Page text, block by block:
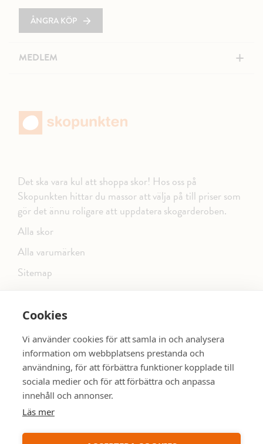
Cookies
Vi använder cookies för att samla in och analysera
information om webbplatsens prestanda och
användning, för att förbättra funktioner kopplade till
sociala medier och för att förbättra och anpassa
innehåll och annonser.
Läs mer
ÅNGRA KÖP
MEDLEM +
Det ska vara kul att shoppa skor! Hos oss på
Skopunkten hittar du massor att välja på till priser som
gör det ännu roligare att uppdatera skogarderoben.
Alla skor
Alla varumärken
Sitemap
FÖLJ OSS PÅ SOCIALA MEDIER
SE MER SKOR: dinsko.se